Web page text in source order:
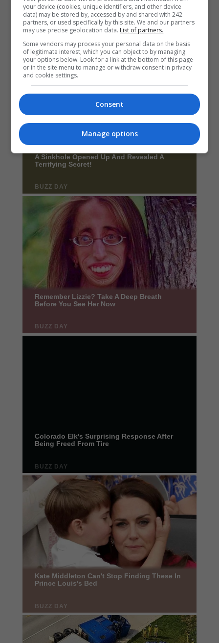
your device (cookies, unique identifiers, and other device
data) may be stored by, accessed by and shared with 242
partners, or used specifically by this site. We and our partners
may use precise geolocation data. List of partners.
Some vendors may process your personal data on the basis
of legitimate interest, which you can object to by managing
your options below. Look for a link at the bottom of this page
or in the site menu to manage or withdraw consent in privacy
and cookie settings.
Consent
Manage options